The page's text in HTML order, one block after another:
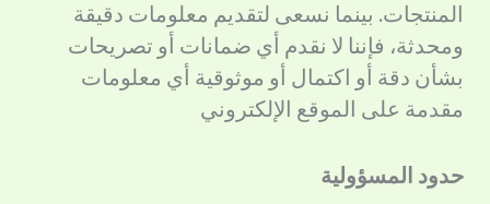
المنتجات. بينما نسعى لتقديم معلومات دقيقة
ومحدثة، فإننا لا نقدم أي ضمانات أو تصريحات
بشأن دقة أو اكتمال أو موثوقية أي معلومات
مقدمة على الموقع الإلكتروني
حدود المسؤولية